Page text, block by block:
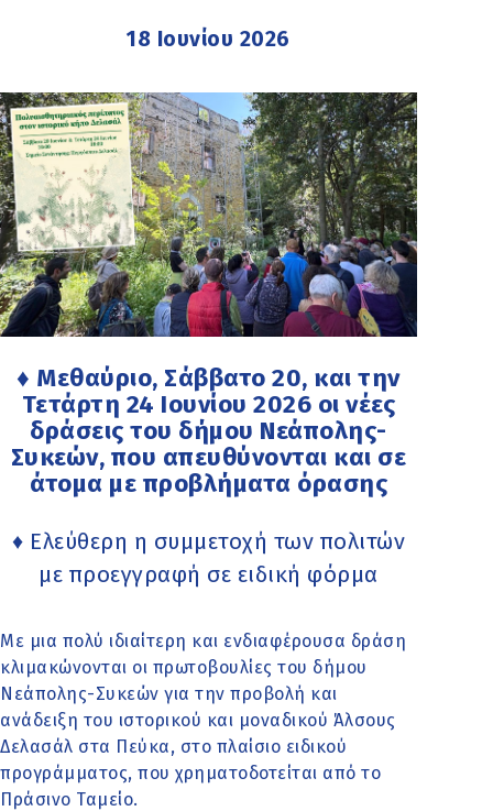
18 Ιουνίου 2026
♦ Μεθαύριο, Σάββατο 20, και την
Τετάρτη 24 Ιουνίου 2026 οι νέες
δράσεις του δήμου Νεάπολης-
Συκεών, που απευθύνονται και σε
άτομα με προβλήματα όρασης
♦ Ελεύθερη η συμμετοχή των πολιτών
με προεγγραφή σε ειδική φόρμα
Με μια πολύ ιδιαίτερη και ενδιαφέρουσα δράση
κλιμακώνονται οι πρωτοβουλίες του δήμου
Νεάπολης-Συκεών για την προβολή και
ανάδειξη του ιστορικού και μοναδικού Άλσους
Δελασάλ στα Πεύκα, στο πλαίσιο ειδικού
προγράμματος, που χρηματοδοτείται από το
Πράσινο Ταμείο.